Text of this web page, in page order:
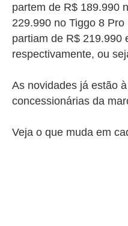
partem de R$ 189.990
229.990 no Tiggo 8
partiam de R$ 219.990
respectivamente, ou
As novidades já estão
concessionárias da
Veja o que muda em